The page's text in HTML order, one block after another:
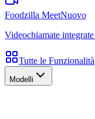
Foodzilla MeetNuovo
Videochiamate
Tutte le Funzionalità
Modelli